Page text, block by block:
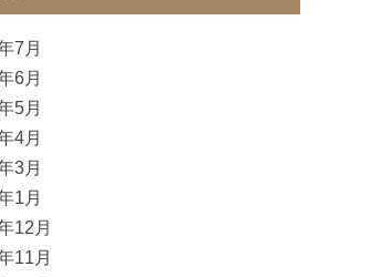
7月
6月
5月
4月
3月
1月
12月
11月